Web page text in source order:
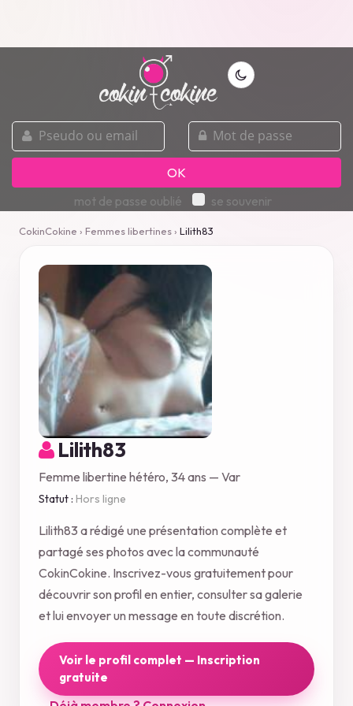
pseudo
ou
email
mot
de
passe
OK
mot de passe oublié
se souvenir
CokinCokine › Femmes libertines› Lilith83
Lilith83
Femme libertine hétéro, 34 ans — Var
Statut : Hors ligne
Lilith83 a rédigé une présentation complète et
partagé ses photos avec la communauté
CokinCokine. Inscrivez-vous gratuitement pour
découvrir son profil en entier, consulter sa galerie
et lui envoyer un message en toute discrétion.
Voir le profil complet — Inscription
gratuite